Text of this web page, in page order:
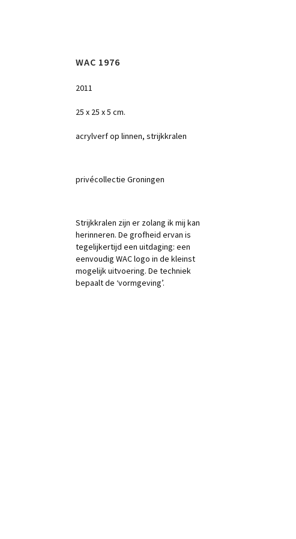
WAC 1976
2011
25 x 25 x 5 cm.
acrylverf op linnen, strijkkralen
privécollectie Groningen
Strijkkralen zijn er zolang ik mij kan
herinneren. De grofheid ervan is
tegelijkertijd een uitdaging: een
eenvoudig WAC logo in de kleinst
mogelijk uitvoering. De techniek
bepaalt de ‘vormgeving’.